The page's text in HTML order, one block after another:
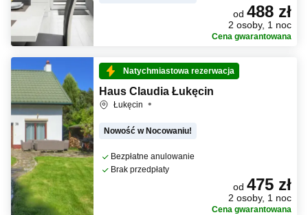
od 488 zł
2 osoby, 1 noc
Cena gwarantowana
Natychmiastowa rezerwacja
Haus Claudia Łukęcin
Łukęcin
Nowość w Nocowaniu!
Bezpłatne anulowanie
Brak przedpłaty
od 475 zł
2 osoby, 1 noc
Cena gwarantowana